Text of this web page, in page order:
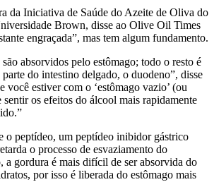
da Iniciativa de Saúde do Azeite de Oliva do
Brown, disse ao Olive Oil Times
engraçada”, mas tem algum fundamento.
absorvidos pelo estômago; todo o resto é
do intestino delgado, o duodeno”, disse
você estiver com o ‘estômago vazio’ (ou
os efeitos do álcool mais rapidamente
o peptídeo, um peptídeo inibidor gástrico
o processo de esvaziamento do
a gordura é mais difícil de ser absorvida do
por isso é liberada do estômago mais